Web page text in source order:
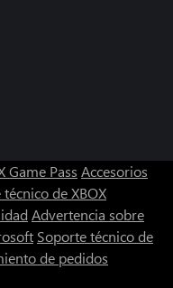
Game Pass Accesorios
de XBOX
Advertencia sobre
Soporte técnico de
de pedidos